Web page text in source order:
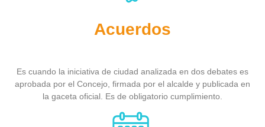
Acuerdos
Es cuando la iniciativa de ciudad analizada en dos debates es
aprobada por el Concejo, firmada por el alcalde y publicada en
la gaceta oficial. Es de obligatorio cumplimiento.